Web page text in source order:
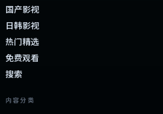
国产影视
日韩影视
热门精选
免费观看
搜索
内容分类